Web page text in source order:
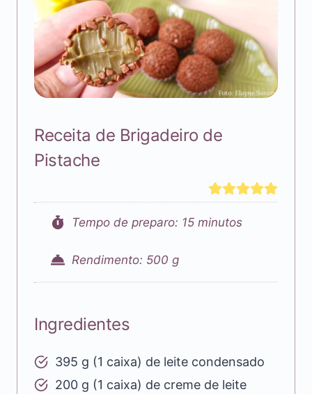
Receita de Brigadeiro de
Pistache
Tempo de preparo: 15 minutos
Rendimento: 500 g
Ingredientes
395 g (1 caixa) de leite condensado
200 g (1 caixa) de creme de leite